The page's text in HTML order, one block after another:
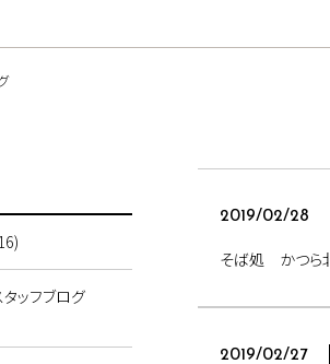
2019/02/28
そば処 かつら
2019/02/27
ッフブログ